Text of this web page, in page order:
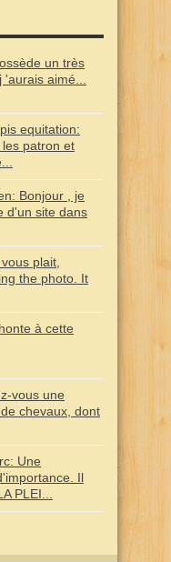
un très
aimé...
equitation:
patron et
Bonjour , je
d'un site dans
plait,
the photo. It
à cette
vous une
chevaux, dont
Une
Il
PLEI...